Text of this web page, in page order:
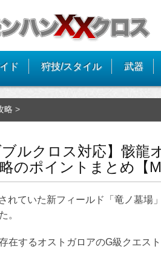
ド 狩技/スタイル 武器
略 >
ブルクロス対応】骸龍
のポイントまとめ【
れていた新フィールド「竜ノ墓場
。
在するオストガロアのG級クエス